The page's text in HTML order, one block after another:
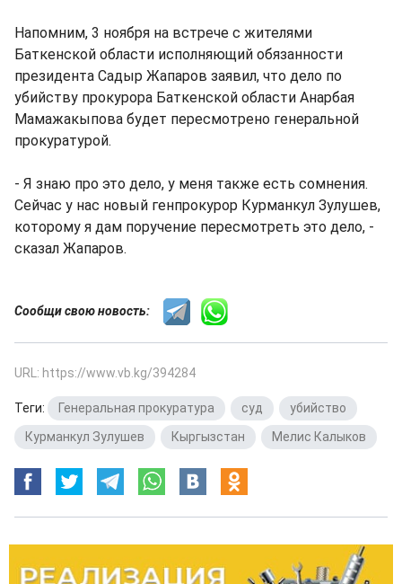
Напомним, 3 ноября на встрече с жителями
Баткенской области исполняющий обязанности
президента Садыр Жапаров заявил, что дело по
убийству прокурора Баткенской области Анарбая
Мамажакыпова будет пересмотрено генеральной
прокуратурой.
- Я знаю про это дело, у меня также есть сомнения.
Сейчас у нас новый генпрокурор Курманкул Зулушев,
которому я дам поручение пересмотреть это дело, -
сказал Жапаров.
Сообщи свою новость:
URL: https://www.vb.kg/394284
Теги: Генеральная прокуратура суд убийство
Курманкул Зулушев
Кыргызстан Мелис Калыков